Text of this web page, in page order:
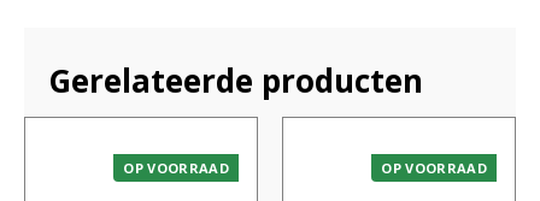
Gerelateerde producten
OP VOORRAAD OP VOORRAAD